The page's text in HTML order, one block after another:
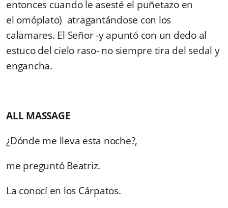
entonces cuando le asesté el puñetazo en
el omóplato) atragantándose con los
calamares. El Señor -y apuntó con un dedo al
estuco del cielo raso- no siempre tira del sedal y
engancha.
ALL MASSAGE
¿Dónde me lleva esta noche?,
me preguntó Beatriz.
La conocí en los Cárpatos.